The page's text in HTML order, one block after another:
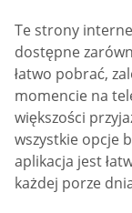
Te strony
dostępne
łatwo pobrać,
momencie na
większości
wszystkie opcje
aplikacja jest
każdej porze